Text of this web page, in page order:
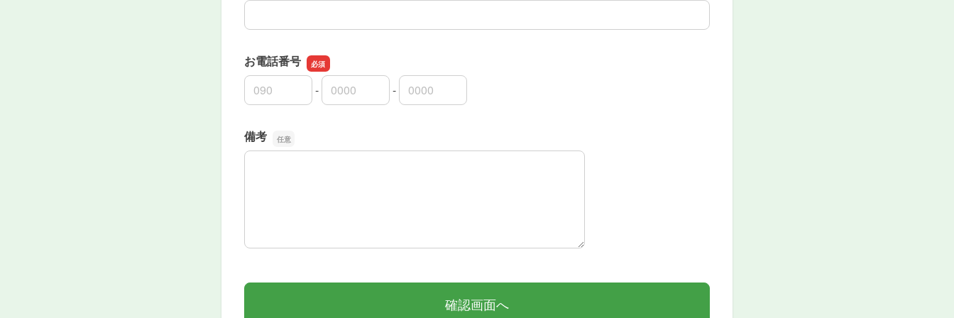
お電話番号
お電話番号の市外局番
-
お電話番号の市内局番 -
お電話番号の加入者番号
備考
備考